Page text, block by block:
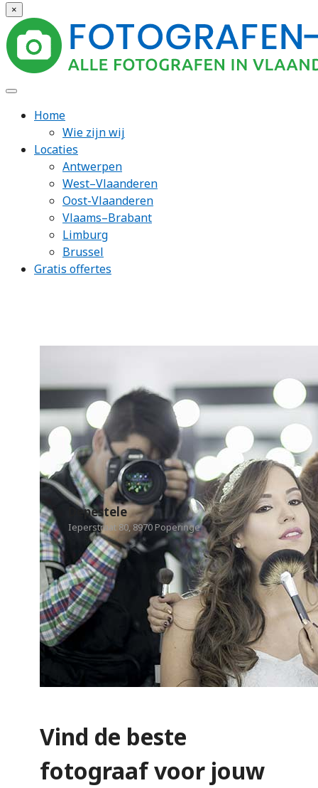
×
Home
Wie zijn wij
Locaties
Antwerpen
West–Vlaanderen
Oost-Vlaanderen
Vlaams–Brabant
Limburg
Brussel
Gratis offertes
Depestele
Ieperstraat 80, 8970 Poperinge
Vind de beste
fotograaf voor jouw